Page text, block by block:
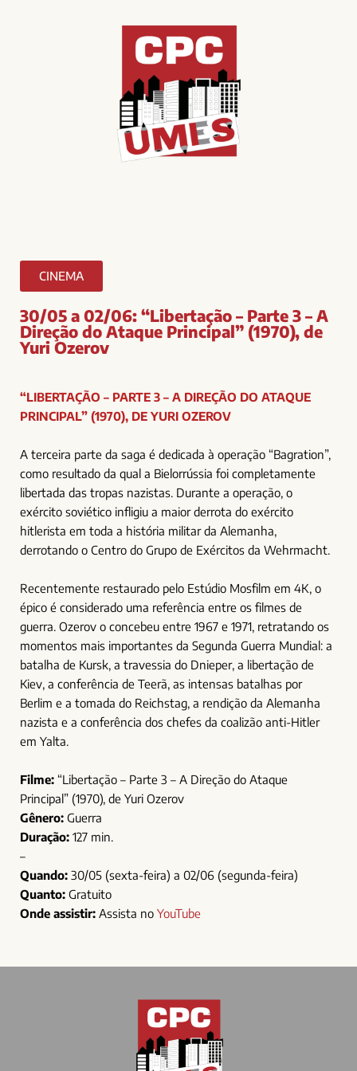
CINEMA
30/05 a 02/06: “Libertação – Parte 3 – A
Direção do Ataque Principal” (1970), de
Yuri Ozerov
“LIBERTAÇÃO – PARTE 3 – A DIREÇÃO DO ATAQUE
PRINCIPAL” (1970), DE YURI OZEROV
A terceira parte da saga é dedicada à operação “Bagration”,
como resultado da qual a Bielorrússia foi completamente
libertada das tropas nazistas. Durante a operação, o
exército soviético infligiu a maior derrota do exército
hitlerista em toda a história militar da Alemanha,
derrotando o Centro do Grupo de Exércitos da Wehrmacht.
Recentemente restaurado pelo Estúdio Mosfilm em 4K, o
épico é considerado uma referência entre os filmes de
guerra. Ozerov o concebeu entre 1967 e 1971, retratando os
momentos mais importantes da Segunda Guerra Mundial: a
batalha de Kursk, a travessia do Dnieper, a libertação de
Kiev, a conferência de Teerã, as intensas batalhas por
Berlim e a tomada do Reichstag, a rendição da Alemanha
nazista e a conferência dos chefes da coalizão anti-Hitler
em Yalta.
Filme: “Libertação – Parte 3 – A Direção do Ataque
Principal” (1970), de Yuri Ozerov
Gênero: Guerra
Duração: 127 min.
–
Quando: 30/05 (sexta-feira) a 02/06 (segunda-feira)
Quanto: Gratuito
Onde assistir: Assista no YouTube